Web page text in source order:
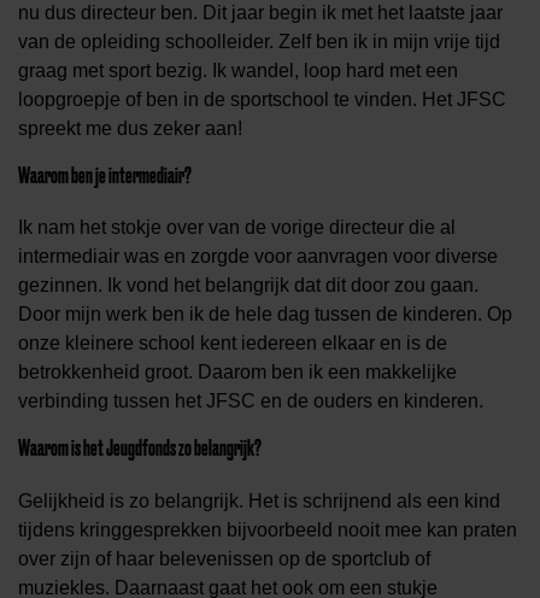
nu dus directeur ben. Dit jaar begin ik met het laatste jaar
van de opleiding schoolleider. Zelf ben ik in mijn vrije tijd
graag met sport bezig. Ik wandel, loop hard met een
loopgroepje of ben in de sportschool te vinden. Het JFSC
spreekt me dus zeker aan!
Waarom ben je intermediair?
Ik nam het stokje over van de vorige directeur die al
intermediair was en zorgde voor aanvragen voor diverse
gezinnen. Ik vond het belangrijk dat dit door zou gaan.
Door mijn werk ben ik de hele dag tussen de kinderen. Op
onze kleinere school kent iedereen elkaar en is de
betrokkenheid groot. Daarom ben ik een makkelijke
verbinding tussen het JFSC en de ouders en kinderen.
Waarom is het Jeugdfonds zo belangrijk?
Gelijkheid is zo belangrijk. Het is schrijnend als een kind
tijdens kringgesprekken bijvoorbeeld nooit mee kan praten
over zijn of haar belevenissen op de sportclub of
muziekles. Daarnaast gaat het ook om een stukje